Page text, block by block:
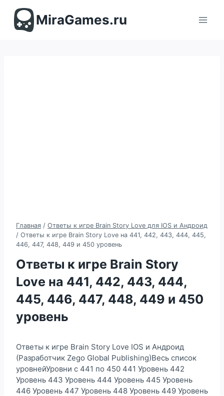
содержимомуMiraGames.ru
Главная / Ответы к игре Brain Story Love для IOS и Андроид
/ Ответы к игре Brain Story Love на 441, 442, 443, 444, 445,
446, 447, 448, 449 и 450 уровень
Ответы к игре Brain Story
Love на 441, 442, 443, 444,
445, 446, 447, 448, 449 и 450
уровень
Ответы к игре Brain Story Love IOS и Андроид
(Разработчик Zego Global Publishing)Весь список
уровнейУровни с 441 по 450 441 Уровень 442
Уровень 443 Уровень 444 Уровень 445 Уровень
446 Уровень 447 Уровень 448 Уровень 449 Уровень